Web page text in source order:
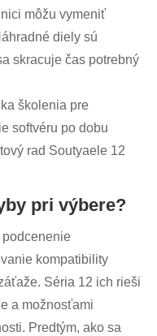
môžu vymeniť
diely sú
skracuje čas potrebný
školenia pre
softvéru po dobu
rad Soutyaele 12
pri výbere?
podcenenie
kompatibility
Séria 12 ich rieši
a možnosťami
Predtým, ako sa